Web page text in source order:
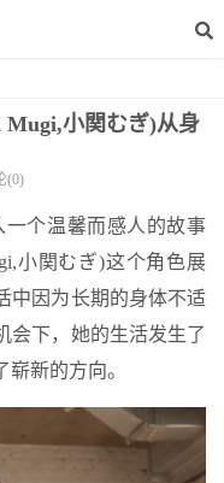
Mugi,小関むぎ)从身
(0)
一个温馨而感人的故事
小関むぎ)这个角色展
中因为长期的身体不适
会下，她的生活发生了
新的方向。